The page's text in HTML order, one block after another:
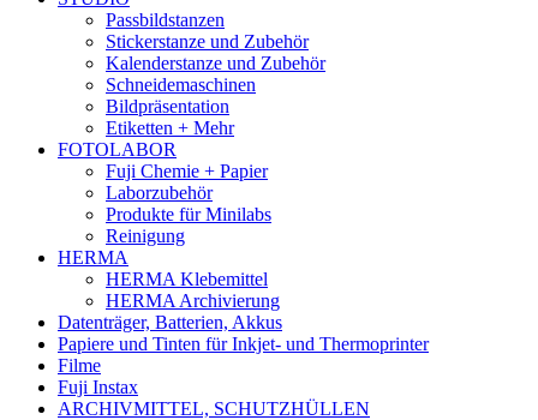
Passbildstanzen
Stickerstanze und Zubehör
Kalenderstanze und Zubehör
Schneidemaschinen
Bildpräsentation
Etiketten + Mehr
FOTOLABOR
Fuji Chemie + Papier
Laborzubehör
Produkte für Minilabs
Reinigung
HERMA
HERMA Klebemittel
HERMA Archivierung
Datenträger, Batterien, Akkus
Papiere und Tinten für Inkjet- und Thermoprinter
Filme
Fuji Instax
ARCHIVMITTEL, SCHUTZHÜLLEN